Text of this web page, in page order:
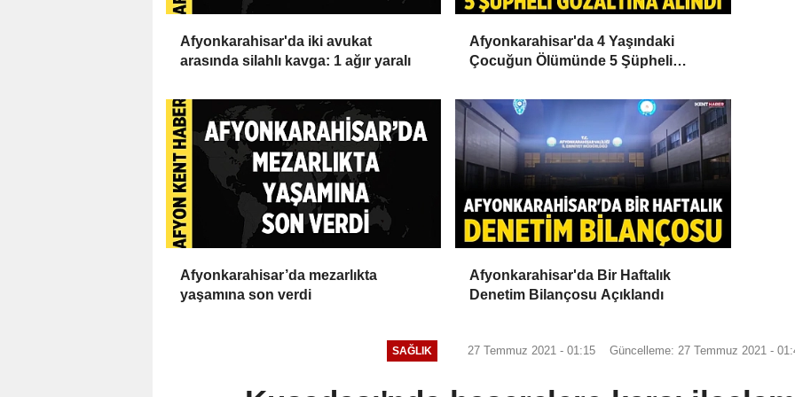
Afyonkarahisar'da iki avukat
arasında silahlı kavga: 1 ağır yaralı
Afyonkarahisar'da 4 Yaşındaki
Çocuğun Ölümünde 5 Şüpheli
Afyonkarahisar’da mezarlıkta
yaşamına son verdi
Afyonkarahisar'da Bir Haftalık
Denetim Bilançosu Açıklandı
SAĞLIK 27 Temmuz 2021 - 01:15 Güncelleme: 27 Temmuz 2021 -